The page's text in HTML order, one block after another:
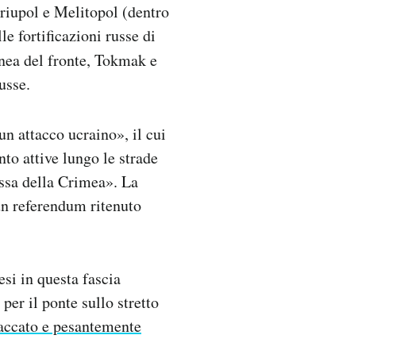
e Melitopol (dentro
fortificazioni russe di
del fronte, Tokmak e
attacco ucraino», il cui
attive lungo le strade
della Crimea». La
referendum ritenuto
in questa fascia
per il ponte sullo stretto
e pesantemente